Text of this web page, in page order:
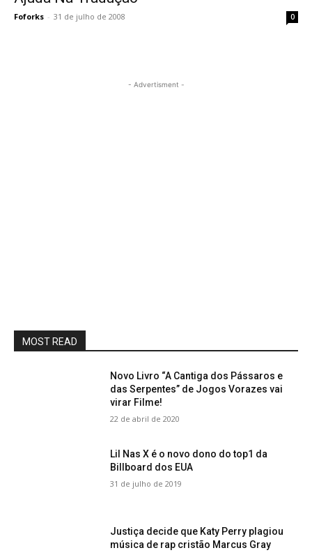
Foforks - 31 de julho de 2008 0
- Advertisment -
MOST READ
Novo Livro “A Cantiga dos Pássaros e
das Serpentes” de Jogos Vorazes vai
virar Filme!
22 de abril de 2020
Lil Nas X é o novo dono do top1 da
Billboard dos EUA
31 de julho de 2019
Justiça decide que Katy Perry plagiou
música de rap cristão Marcus Gray